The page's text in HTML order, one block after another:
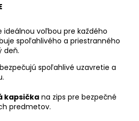
ideálnou voľbou pre každého
spoľahlivého a priestranného
deň.
spoľahlivé uzavretie a
kapsička na zips pre bezpečné
predmetov.